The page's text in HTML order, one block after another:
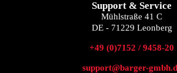
Support & Service
Mühlstraße 41 C
DE - 71229 Leonberg
+49 (0)7152 / 9458-20
support@barger-